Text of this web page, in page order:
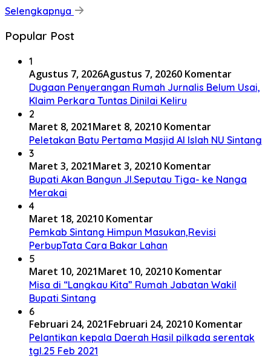
Selengkapnya
Popular Post
1
Agustus 7, 2026Agustus 7, 20260 Komentar
Dugaan Penyerangan Rumah Jurnalis Belum Usai,
Klaim Perkara Tuntas Dinilai Keliru
2
Maret 8, 2021Maret 8, 20210 Komentar
Peletakan Batu Pertama Masjid Al Islah NU Sintang
3
Maret 3, 2021Maret 3, 20210 Komentar
Bupati Akan Bangun Jl.Seputau Tiga- ke Nanga
Merakai
4
Maret 18, 20210 Komentar
Pemkab Sintang Himpun Masukan,Revisi
PerbupTata Cara Bakar Lahan
5
Maret 10, 2021Maret 10, 20210 Komentar
Misa di “Langkau Kita” Rumah Jabatan Wakil
Bupati Sintang
6
Februari 24, 2021Februari 24, 20210 Komentar
Pelantikan kepala Daerah Hasil pilkada serentak
tgl.25 Feb 2021